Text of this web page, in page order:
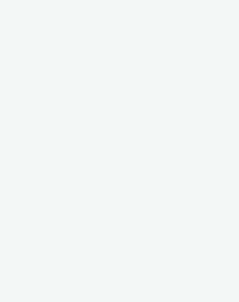
Ende vergangenen